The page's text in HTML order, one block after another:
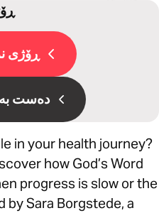
ڕۆژی
دەست
in your health journey?
how God’s Word
progress is slow or the
by Sara Borgstede, a